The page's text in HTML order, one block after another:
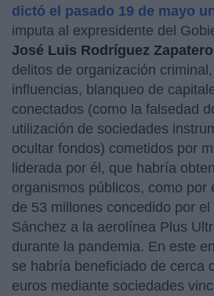
dictó el pasado 19 de mayo
imputa al expresidente del
José Luis Rodríguez Zapatero
delitos de organización
influencias, blanqueo de
conectados (como la falsedad
utilización de sociedades
ocultar fondos) cometidos por
liderada por él, que habría
organismos públicos, como por
de 53 millones concedido por
Sánchez a la aerolínea Plus
durante la pandemia. En este
se habría beneficiado de cerca
euros mediante sociedades